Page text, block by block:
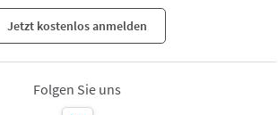
Jetzt kostenlos anmelden
Folgen Sie uns